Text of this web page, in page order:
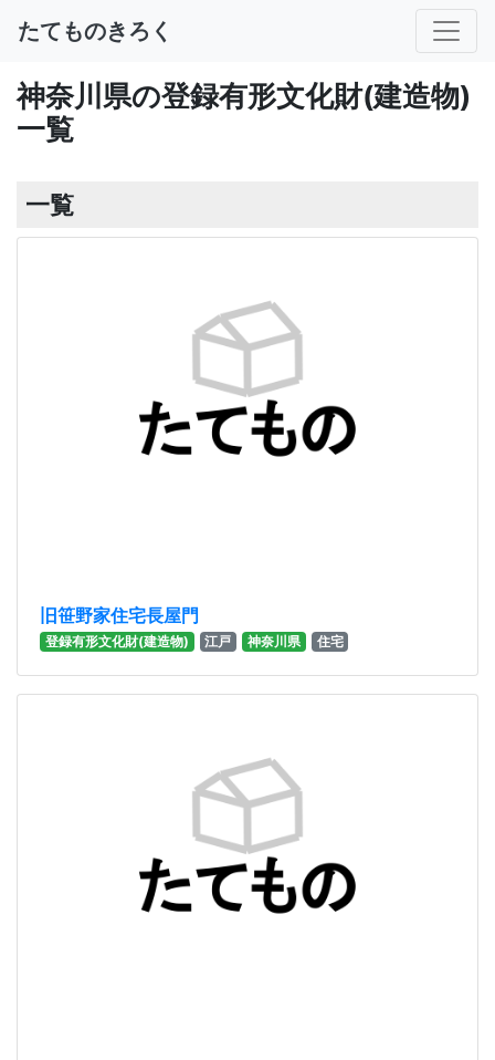
たてものきろく
神奈川県の登録有形文化財(建造物)
一覧
一覧
旧笹野家住宅長屋門
登録有形文化財(建造物) 江戸 神奈川県 住宅